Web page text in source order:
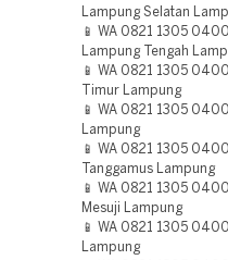
Lampung Selatan
📱 WA 0821 1305
Lampung Tengah
📱 WA 0821 1305
Timur Lampung
📱 WA 0821 1305
Lampung
📱 WA 0821 1305
Tanggamus Lampung
📱 WA 0821 1305
Mesuji Lampung
📱 WA 0821 1305
Lampung